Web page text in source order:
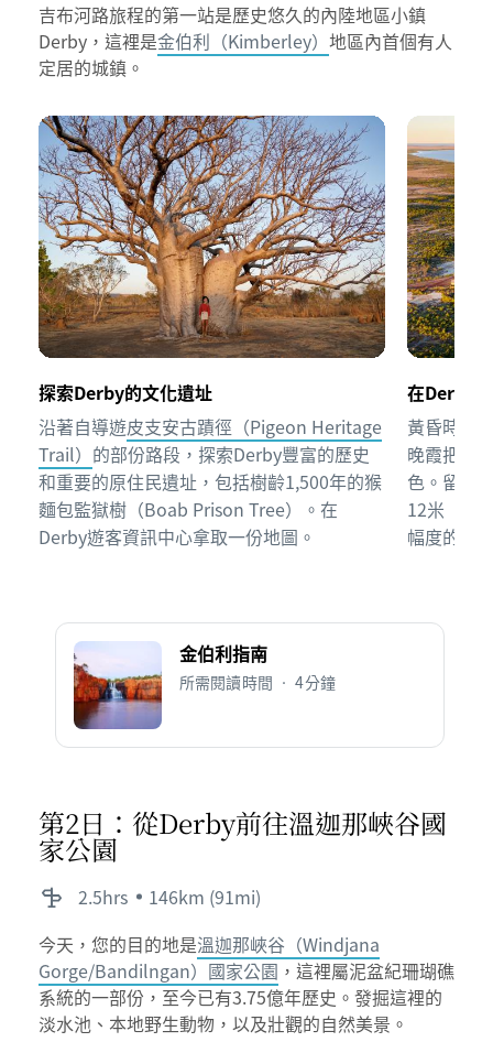
吉布河路旅程的第一站是歷史悠久的內陸地區小鎮
Derby，這裡是金伯利（Kimberley） 地區內首個有人
定居的城鎮。
探索Derby的文化遺址
沿著自導遊皮支安古蹟徑（Pigeon Heritage
Trail） 的部份路段，探索Derby豐富的歷史
和重要的原住民遺址，包括樹齡1,500年的猴
麵包監獄樹（Boab Prison Tree）。在
Derby遊客資訊中心拿取一份地圖。
在Derby
黃昏時沿
晚霞把天
色。留意
12米（39
幅度的潮
金伯利指南
所需閱讀時間 • 4分鐘
第2日：從Derby前往溫迦那峽谷國
家公園
2.5hrs
146km (91mi)
今天，您的目的地是溫迦那峽谷（Windjana
Gorge/Bandilngan）國家公園 ，這裡屬泥盆紀珊瑚礁
系統的一部份，至今已有3.75億年歷史。發掘這裡的
淡水池、本地野生動物，以及壯觀的自然美景。